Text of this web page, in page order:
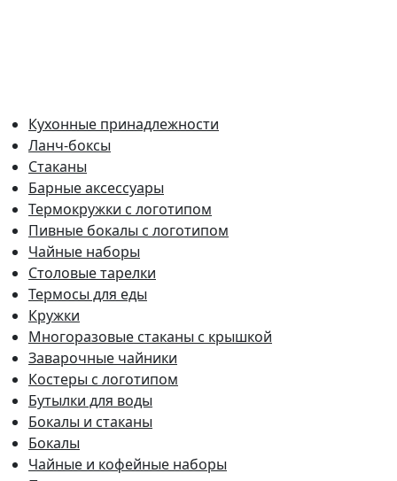
Кухонные принадлежности
Ланч-боксы
Стаканы
Барные аксессуары
Термокружки с логотипом
Пивные бокалы с логотипом
Чайные наборы
Столовые тарелки
Термосы для еды
Кружки
Многоразовые стаканы с крышкой
Заварочные чайники
Костеры с логотипом
Бутылки для воды
Бокалы и стаканы
Бокалы
Чайные и кофейные наборы